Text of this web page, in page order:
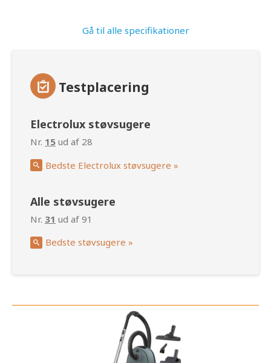
Gå til alle specifikationer
Testplacering
Electrolux støvsugere
Nr. 15 ud af 28
Bedste Electrolux støvsugere »
Alle støvsugere
Nr. 31 ud af 91
Bedste støvsugere »